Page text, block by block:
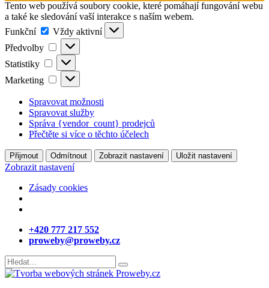
Tento web používá soubory cookie, které pomáhají fungování webu
a také ke sledování vaší interakce s naším webem.
Funkční
Funkční
Vždy aktivní
Předvolby
Předvolby
Statistiky Statistiky
Marketing Marketing
Spravovat možnosti
Spravovat služby
Správa {vendor_count} prodejců
Přečtěte si více o těchto účelech
Přijmout Odmítnout Zobrazit nastavení Uložit nastavení
Zobrazit nastavení
Zásady cookies
+420 777 217 552
proweby@proweby.cz